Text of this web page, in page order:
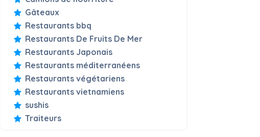
Gâteaux
Restaurants bbq
Restaurants De Fruits De Mer
Restaurants Japonais
Restaurants méditerranéens
Restaurants végétariens
Restaurants vietnamiens
sushis
Traiteurs